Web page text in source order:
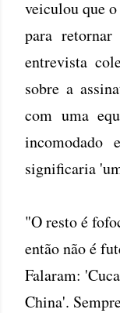
veiculou que
para
entrevista
sobre a
com uma
incomodado
significaria
"O resto é
então não é
Falaram:
China'.